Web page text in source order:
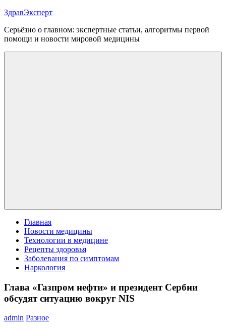
Перейти
содержимому
ЗдравЭксперт
Серьёзно о главном: экспертные статьи, алгоритмы первой
помощи и новости мировой медицины
Главная
Новости медицины
Технологии в медицине
Рецепты здоровья
Заболевания по симптомам
Наркология
Глава «Газпром нефти» и президент Сербии
обсудят ситуацию вокруг NIS
admin Разное